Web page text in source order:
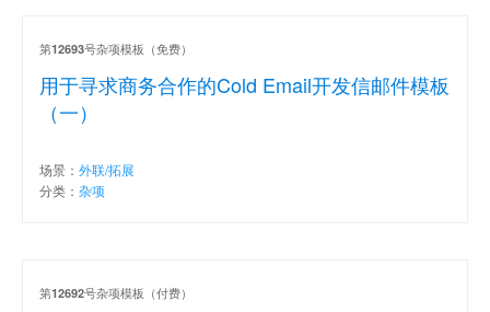
用于寻求商务合作的Cold Email开发信邮件模板
（一）
第12693号杂项模板（免费）
场景： 外联/拓展
分类： 杂项
第12692号杂项模板（付费）